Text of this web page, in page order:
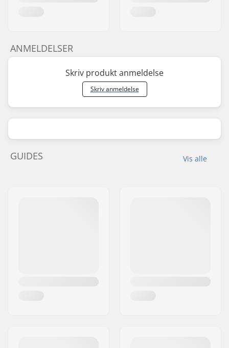
ANMELDELSER
Skriv produkt anmeldelse
Skriv anmeldelse
Vis alle
GUIDES